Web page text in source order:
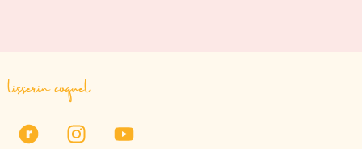
tisserin coquet